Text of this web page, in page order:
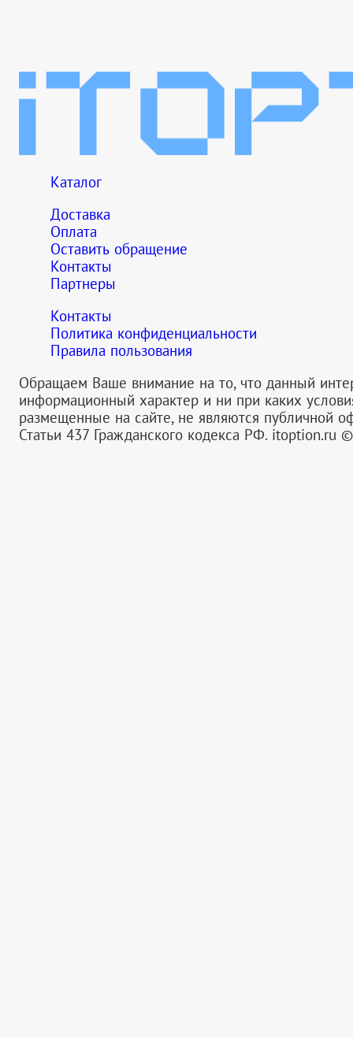
Каталог
Доставка
Оплата
Оставить обращение
Контакты
Партнеры
Контакты
Политика конфиденциальности
Правила пользования
Обращаем Ваше внимание на то, что данный
информационный характер и ни при каких
размещенные на сайте, не являются публичной
Статьи 437 Гражданского кодекса РФ. itoption.ru